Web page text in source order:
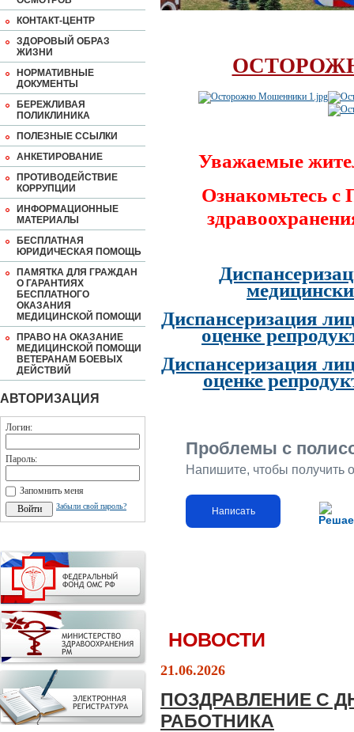
КОНТАКТ-ЦЕНТР
ЗДОРОВЫЙ ОБРАЗ
ЖИЗНИ
НОРМАТИВНЫЕ
ДОКУМЕНТЫ
БЕРЕЖЛИВАЯ
ПОЛИКЛИНИКА
ПОЛЕЗНЫЕ ССЫЛКИ
АНКЕТИРОВАНИЕ
ПРОТИВОДЕЙСТВИЕ
КОРРУПЦИИ
ИНФОРМАЦИОННЫЕ
МАТЕРИАЛЫ
БЕСПЛАТНАЯ
ЮРИДИЧЕСКАЯ ПОМОЩЬ
ПАМЯТКА ДЛЯ ГРАЖДАН
О ГАРАНТИЯХ
БЕСПЛАТНОГО
ОКАЗАНИЯ
МЕДИЦИНСКОЙ ПОМОЩИ
ПРАВО НА ОКАЗАНИЕ
МЕДИЦИНСКОЙ ПОМОЩИ
ВЕТЕРАНАМ БОЕВЫХ
ДЕЙСТВИЙ
АВТОРИЗАЦИЯ
Логин:
Пароль:
Запомнить меня
Забыли свой пароль?
Уважаемые
Ознакомьтесь
Диспансеризация
оценке
Диспансеризация
оценке
Проблемы с
Напишите, чтобы получить
Написать
НОВОСТИ
21.06.2026
ПОЗДРАВЛЕНИЕ С
РАБОТНИКА